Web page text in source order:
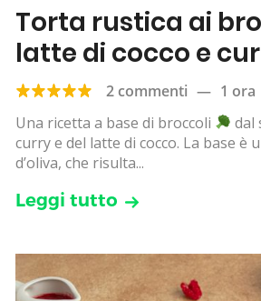
Torta rustica ai
latte di cocco e
2 commenti — 1 ora
Una ricetta a base di broccoli
dal
curry e del latte di cocco. La base è
d’oliva, che risulta...
Leggi tutto